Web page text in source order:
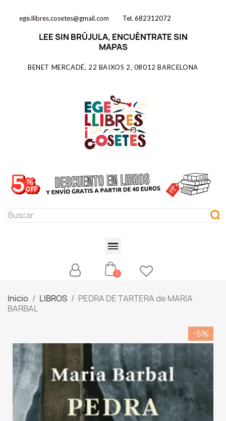
ege.llibres.cosetes@gmail.com Tel. 682312072
LEE SIN BRÚJULA, ENCUÉNTRATE SIN
MAPAS
BENET MERCADÉ, 22 BAIXOS 2, 08012 BARCELONA
Inicio LIBROS
PEDRA DE TARTERA de MARIA
BARBAL
-5%